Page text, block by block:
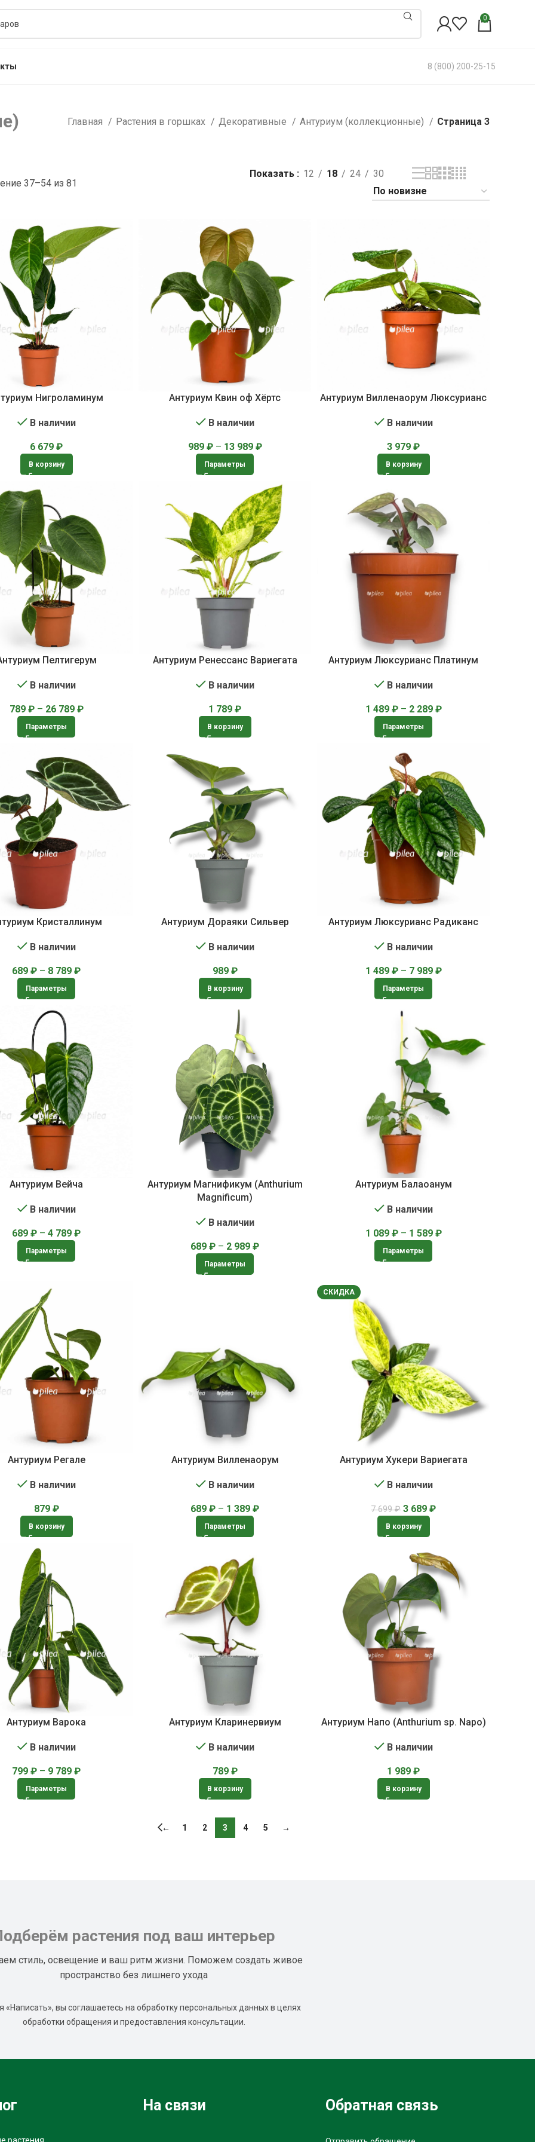
0
8 (800) 200-25-15
Главная Растения в горшках Декоративные Антуриум (коллекционные) Страница 3
37–54 из 81
Показать 12 18 24 30
Нигроламинум
В наличии
6 679₽
В корзину
Антуриум Квин оф Хёртс
В наличии
989 ₽ – 13 989 ₽
Параметры
Антуриум Вилленаорум Люксурианс
В наличии
3 979₽
В корзину
Пелтигерум
В наличии
789 ₽ – 26 789 ₽
Параметры
Антуриум Ренесcанс Вариегата
В наличии
1 789₽
В корзину
Антуриум Люксурианс Платинум
В наличии
1 489 ₽ – 2 289 ₽
Параметры
Кристаллинум
В наличии
689₽ – 8 789₽
Параметры
Антуриум Дораяки Сильвер
В наличии
989 ₽
В корзину
Антуриум Люксурианс Радиканс
В наличии
1 489 ₽ – 7 989 ₽
Параметры
Антуриум Вейча
В наличии
689₽ – 4 789₽
Параметры
Антуриум Магнификум (Anthurium
Magnificum)
В наличии
689₽ – 2 989₽
Параметры
Антуриум Балаоанум
В наличии
1 089 ₽ – 1 589 ₽
Параметры
Антуриум Регале
В наличии
879 ₽
В корзину
Антуриум Вилленаорум
В наличии
689₽ – 1 389₽
Параметры
СКИДКА
Антуриум Хукери Вариегата
В наличии
7 699₽ 3 689₽
В корзину
Антуриум Варока
В наличии
799₽ – 9 789₽
Параметры
Антуриум Кларинервиум
В наличии
789 ₽
В корзину
Антуриум Напо (Anthurium sp. Napo)
В наличии
1 989₽
В корзину
← 1 2 3 4 5 →
растения под ваш интерьер
стиль, освещение и ваш ритм жизни. Поможем создать живое
пространство без лишнего ухода
вы соглашаетесь на обработку персональных данных в целях
обработки обращения и предоставления консультации.
На связи Обратная связь